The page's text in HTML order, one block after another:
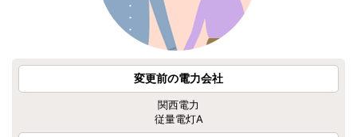
変更前の電力会社
関西電力
従量電灯A